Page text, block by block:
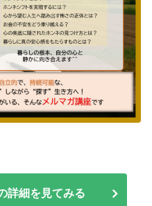
詳細を見てみる